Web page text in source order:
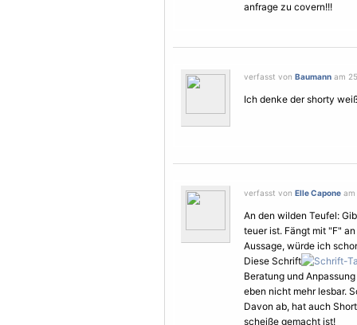
anfrage zu covern!!!
verfasst von Baumann am
Ich denke der shorty
verfasst von Elle Capone am
An den wilden Teufel:
teuer ist. Fängt mit "F"
Aussage, würde ich
Diese Schrift
Beratung und
eben nicht mehr lesbar.
Davon ab, hat auch
scheiße gemacht ist!